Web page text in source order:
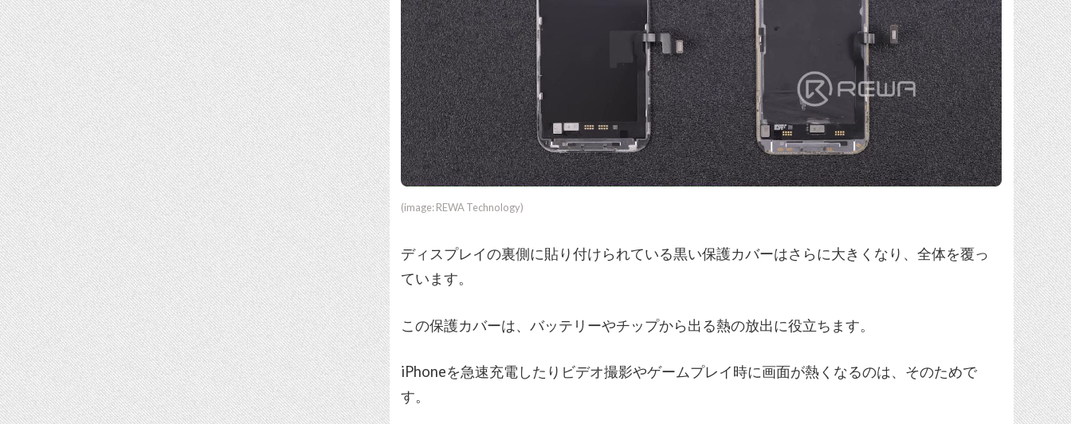
(image: REWA Technology)
ディスプレイの裏側に貼り付けられている黒い保護カバーはさらに大きくなり、全体を覆っ
ています。
この保護カバーは、バッテリーやチップから出る熱の放出に役立ちます。
iPhoneを急速充電したりビデオ撮影やゲームプレイ時に画面が熱くなるのは、そのためで
す。